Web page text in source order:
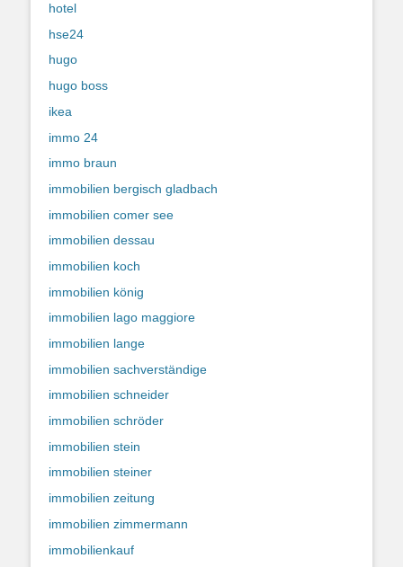
hotel
hse24
hugo
hugo boss
ikea
immo 24
immo braun
immobilien bergisch gladbach
immobilien comer see
immobilien dessau
immobilien koch
immobilien könig
immobilien lago maggiore
immobilien lange
immobilien sachverständige
immobilien schneider
immobilien schröder
immobilien stein
immobilien steiner
immobilien zeitung
immobilien zimmermann
immobilienkauf